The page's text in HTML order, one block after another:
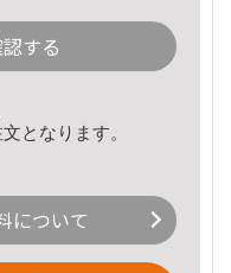
する
となります。
について